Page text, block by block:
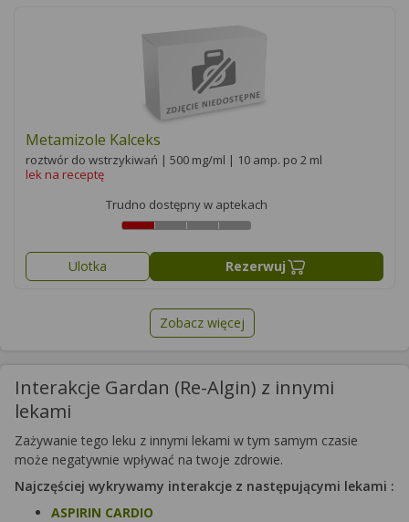
Metamizole Kalceks
roztwór do wstrzykiwań | 500 mg/ml | 10 amp. po 2 ml
lek na receptę
Trudno dostępny w aptekach
Ulotka Rezerwuj
Zobacz więcej
Interakcje Gardan (Re-Algin) z innymi
lekami
Zażywanie tego leku z innymi lekami w tym samym czasie
może negatywnie wpływać na twoje zdrowie.
Najczęściej wykrywamy interakcje z następującymi lekami :
ASPIRIN CARDIO